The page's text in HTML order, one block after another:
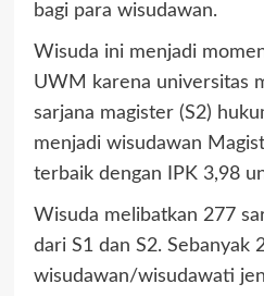
bagi para wisudawan.
Wisuda ini menjadi
UWM karena universitas
sarjana magister (S2)
menjadi wisudawan
terbaik dengan IPK 3,98
Wisuda melibatkan 277
dari S1 dan S2. Sebanyak
wisudawan/wisudawati